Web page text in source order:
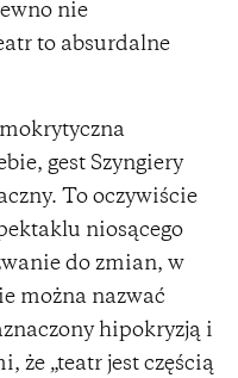
nie
to absurdalne
gest Szyngiery
To oczywiście
niosącego
do zmian, w
można nazwać
hipokryzją i
że „teatr jest częścią